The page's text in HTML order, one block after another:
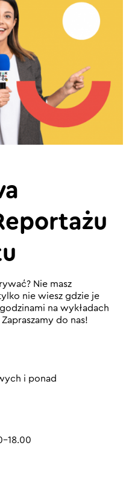
Nie masz
nie wiesz gdzie je
na wykładach
do nas!
i ponad
18.00